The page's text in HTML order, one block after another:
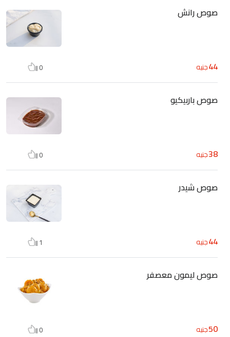
صوص رانش
44جنيه 0
صوص باربيكيو
38جنيه 0
صوص شيدر
44جنيه 1
صوص ليمون معصفر
50جنيه 0